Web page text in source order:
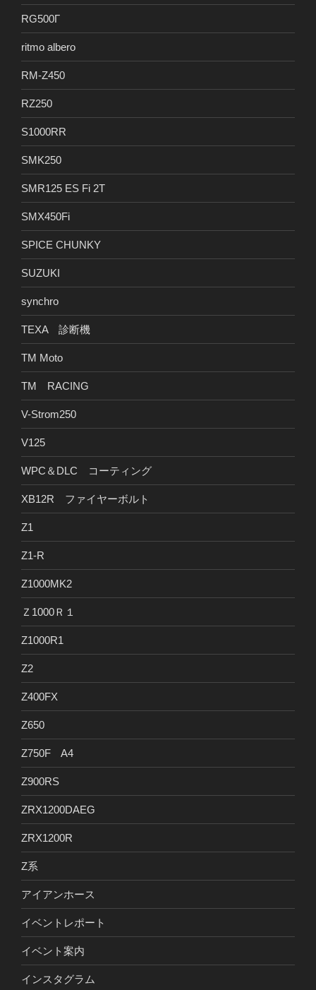
RG500Γ
ritmo albero
RM-Z450
RZ250
S1000RR
SMK250
SMR125 ES Fi 2T
SMX450Fi
SPICE CHUNKY
SUZUKI
synchro
TEXA 診断機
TM Moto
TM RACING
V-Strom250
V125
WPC＆DLC コーティング
XB12R ファイヤーボルト
Z1
Z1-R
Z1000MK2
Ｚ1000Ｒ１
Z1000R1
Z2
Z400FX
Z650
Z750F A4
Z900RS
ZRX1200DAEG
ZRX1200R
Z系
アイアンホース
イベントレポート
イベント案内
インスタグラム